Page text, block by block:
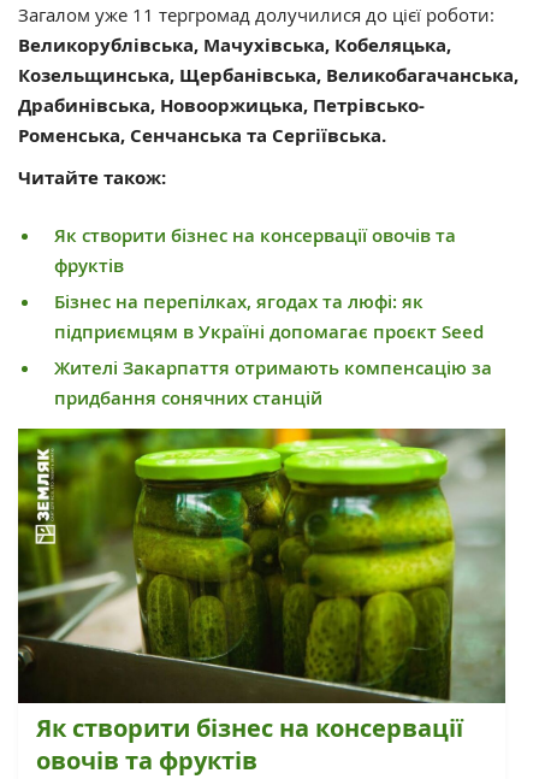
Загалом уже 11 тергромад долучилися до цієї роботи:
Великорублівська, Мачухівська, Кобеляцька,
Козельщинська, Щербанівська, Великобагачанська,
Драбинівська, Новооржицька, Петрівсько-
Роменська, Сенчанська та Сергіївська.
Читайте також:
Як створити бізнес на консервації овочів та
фруктів
Бізнес на перепілках, ягодах та люфі: як
підприємцям в Україні допомагає проєкт Seed
Жителі Закарпаття отримають компенсацію за
придбання сонячних станцій
Як створити бізнес на консервації
овочів та фруктів